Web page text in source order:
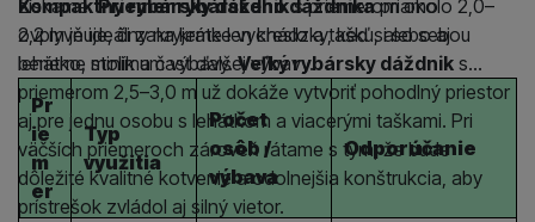
získame.Priemer rybárskeho dáždnikapriamo
ovplyvňuje, či zakryjeme len kreslo a tašku, alebo aj
lehátko, stolík a časť ďalšej výbavy.
Kompaktný rybársky dáždniks priemerom okolo 2,0–
2,2 m je ideálny na krátke vychádzky, keď si so sebou
berieme minimum výbavy.Veľký rybársky dáždnik s
priemerom 2,5–3,0 m už dokáže vytvoriť pohodlný priestor
aj pre jednu osobu s lehátkom a viacerými taškami. Pri
väčších priemeroch zároveň rátame s tým, že bude
dôležité kvalitné kotvenie a odolnejšia konštrukcia, aby
prístrešok zvládol aj silný vietor.
Pr
ie
m
er
Typ
využitia
Počet
osôb /
výbava
Odporúčanie